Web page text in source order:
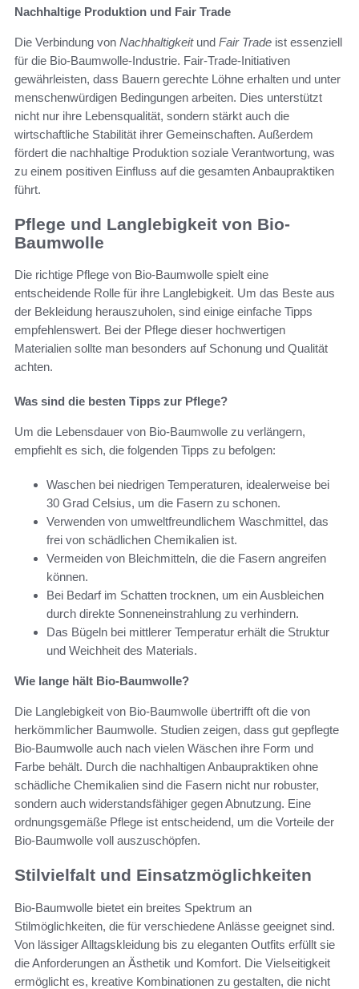
Nachhaltige Produktion und Fair Trade
Die Verbindung von Nachhaltigkeitund Fair Trade ist essenziell
für die Bio-Baumwolle-Industrie. Fair-Trade-Initiativen
gewährleisten, dass Bauern gerechte Löhne erhalten und unter
menschenwürdigen Bedingungen arbeiten. Dies unterstützt
nicht nur ihre Lebensqualität, sondern stärkt auch die
wirtschaftliche Stabilität ihrer Gemeinschaften. Außerdem
fördert die nachhaltige Produktion soziale Verantwortung, was
zu einem positiven Einfluss auf die gesamten Anbaupraktiken
führt.
Pflege und Langlebigkeit von Bio-
Baumwolle
Die richtige Pflege von Bio-Baumwolle spielt eine
entscheidende Rolle für ihre Langlebigkeit. Um das Beste aus
der Bekleidung herauszuholen, sind einige einfache Tipps
empfehlenswert. Bei der Pflege dieser hochwertigen
Materialien sollte man besonders auf Schonung und Qualität
achten.
Was sind die besten Tipps zur Pflege?
Um die Lebensdauer von Bio-Baumwolle zu verlängern,
empfiehlt es sich, die folgenden Tipps zu befolgen:
Waschen bei niedrigen Temperaturen, idealerweise bei
30 Grad Celsius, um die Fasern zu schonen.
Verwenden von umweltfreundlichem Waschmittel, das
frei von schädlichen Chemikalien ist.
Vermeiden von Bleichmitteln, die die Fasern angreifen
können.
Bei Bedarf im Schatten trocknen, um ein Ausbleichen
durch direkte Sonneneinstrahlung zu verhindern.
Das Bügeln bei mittlerer Temperatur erhält die Struktur
und Weichheit des Materials.
Wie lange hält Bio-Baumwolle?
Die Langlebigkeit von Bio-Baumwolle übertrifft oft die von
herkömmlicher Baumwolle. Studien zeigen, dass gut gepflegte
Bio-Baumwolle auch nach vielen Wäschen ihre Form und
Farbe behält. Durch die nachhaltigen Anbaupraktiken ohne
schädliche Chemikalien sind die Fasern nicht nur robuster,
sondern auch widerstandsfähiger gegen Abnutzung. Eine
ordnungsgemäße Pflege ist entscheidend, um die Vorteile der
Bio-Baumwolle voll auszuschöpfen.
Stilvielfalt und Einsatzmöglichkeiten
Bio-Baumwolle bietet ein breites Spektrum an
Stilmöglichkeiten, die für verschiedene Anlässe geeignet sind.
Von lässiger Alltagskleidung bis zu eleganten Outfits erfüllt sie
die Anforderungen an Ästhetik und Komfort. Die Vielseitigkeit
ermöglicht es, kreative Kombinationen zu gestalten, die nicht